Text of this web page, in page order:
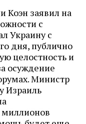
Коэн заявил на
с
Украину с
дня, публично
целостность и
осуждение
Министр
Израиль